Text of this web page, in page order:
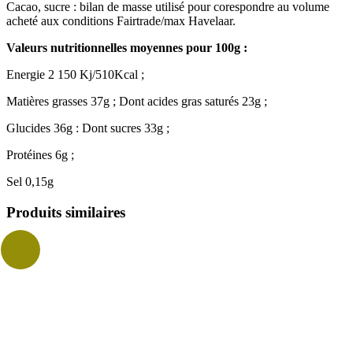
Cacao, sucre : bilan de masse utilisé pour corespondre au volume
acheté aux conditions Fairtrade/max Havelaar.
Valeurs nutritionnelles moyennes pour 100g :
Energie 2 150 Kj/510Kcal ;
Matières grasses 37g ; Dont acides gras saturés 23g ;
Glucides 36g : Dont sucres 33g ;
Protéines 6g ;
Sel 0,15g
Produits similaires